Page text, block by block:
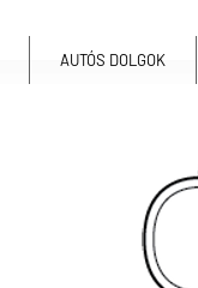
AUTÓS DOLGOK